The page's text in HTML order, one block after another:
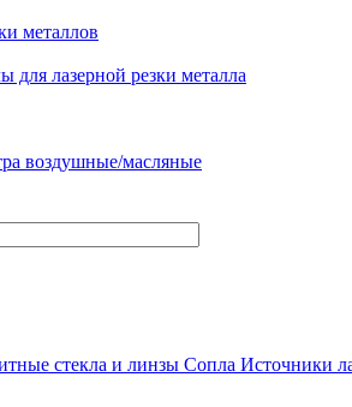
металлов
для лазерной резки металла
воздушные/масляные
стекла и линзы Сопла Источники